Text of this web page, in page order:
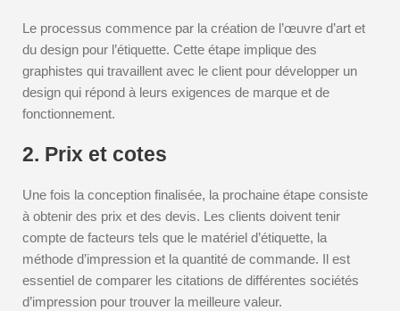
Le processus commence par la création de l’œuvre d’art et
du design pour l’étiquette. Cette étape implique des
graphistes qui travaillent avec le client pour développer un
design qui répond à leurs exigences de marque et de
fonctionnement.
2. Prix et cotes
Une fois la conception finalisée, la prochaine étape consiste
à obtenir des prix et des devis. Les clients doivent tenir
compte de facteurs tels que le matériel d’étiquette, la
méthode d’impression et la quantité de commande. Il est
essentiel de comparer les citations de différentes sociétés
d’impression pour trouver la meilleure valeur.